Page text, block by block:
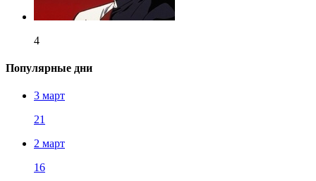
4
Популярные дни
3 март
21
2 март
16